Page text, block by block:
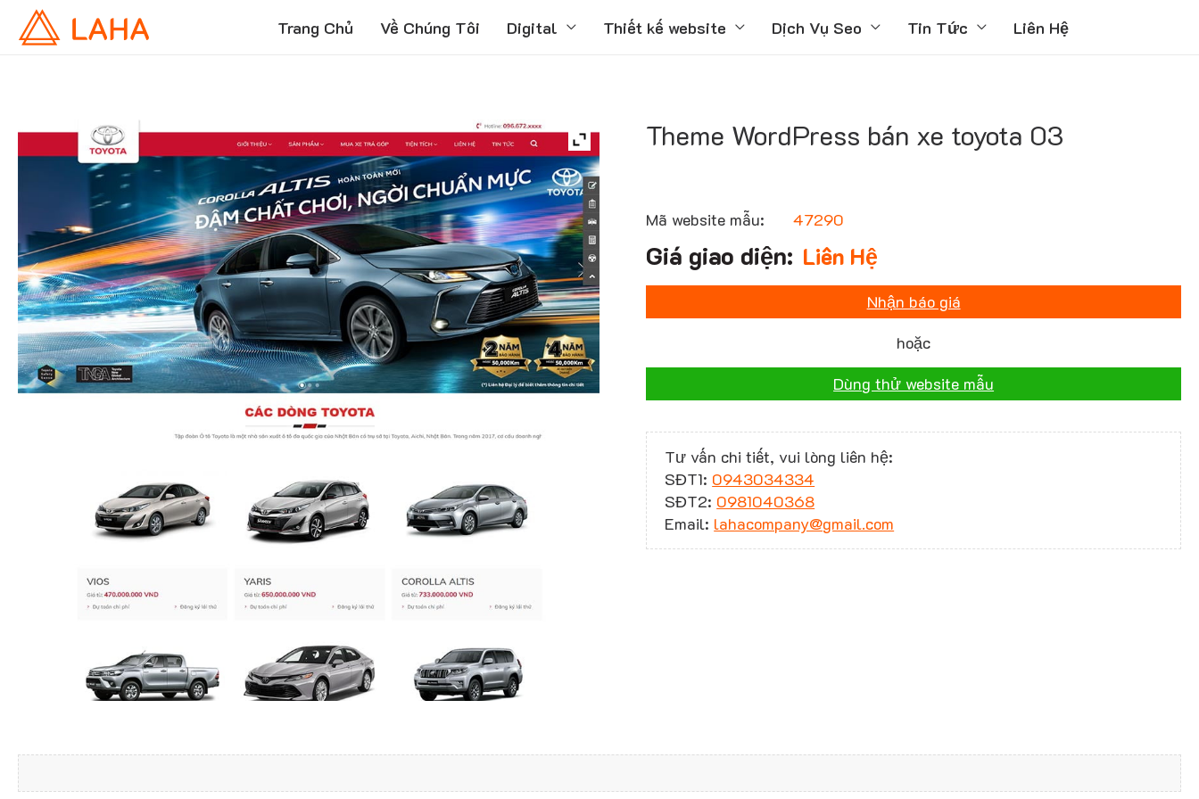
Trang Chủ Về Chúng Tôi Digital Thiết kế website Dịch Vụ Seo Tin Tức Liên Hệ
Theme WordPress bán xe toyota 03
Mã website mẫu: 47290
Liên Hệ
Nhận báo giá
hoặc
Dùng thử website mẫu
Tư vấn chi tiết, vui lòng liên hệ:
SĐT1: 0943034334
SĐT2: 0981040368
Email: lahacompany@gmail.com